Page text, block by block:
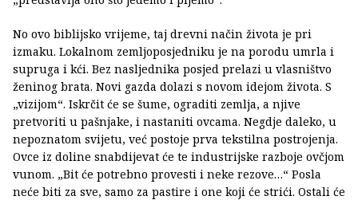
No ovo biblijsko vrijeme, taj drevni način života je pri
izmaku. Lokalnom zemljoposjedniku je na porodu umrla i
supruga i kći. Bez nasljednika posjed prelazi u vlasništvo
ženinog brata. Novi gazda dolazi s novom idejom života. S
„vizijom“. Iskrčit će se šume, ograditi zemlja, a njive
pretvoriti u pašnjake, i nastaniti ovcama. Negdje daleko, u
nepoznatom svijetu, već postoje prva tekstilna postrojenja.
Ovce iz doline snabdijevat će te industrijske razboje ovčjom
vunom. „Bit će potrebno provesti i neke rezove…“ Posla
neće biti za sve, samo za pastire i one koji će strići. Ostali će